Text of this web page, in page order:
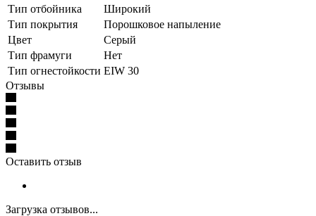
Тип отбойника
Широкий
Тип покрытия
Порошковое напыление
Цвет
Серый
Тип фрамуги
Нет
Тип огнестойкости EIW 30
Отзывы
Оставить отзыв
Загрузка отзывов...